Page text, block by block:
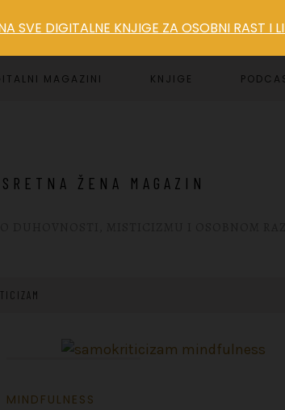
MAGAZINI KNJIGE
SRETNA ŽENA MAGAZIN
MINDFULNESS
SVE DIGITALNE KNJIGE ZA OSOBNI RAST I